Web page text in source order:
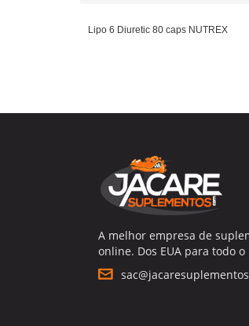
Lipo 6 Diuretic 80 caps NUTREX
A melhor empresa de
online. Dos EUA para todo o